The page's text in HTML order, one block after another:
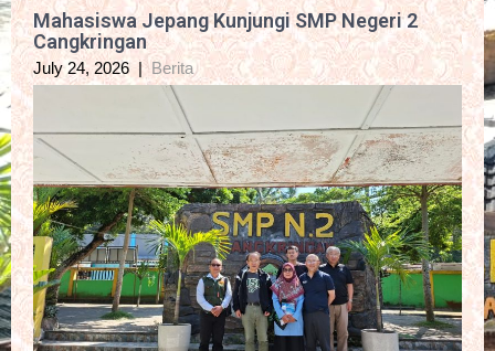
Mahasiswa Jepang Kunjungi SMP Negeri 2
Cangkringan
July 24, 2026 |Berita